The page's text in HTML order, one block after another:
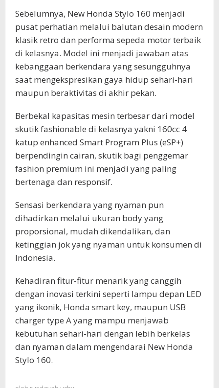
Sebelumnya, New Honda Stylo 160 menjadi
pusat perhatian melalui balutan desain modern
klasik retro dan performa sepeda motor terbaik
di kelasnya. Model ini menjadi jawaban atas
kebanggaan berkendara yang sesungguhnya
saat mengekspresikan gaya hidup sehari-hari
maupun beraktivitas di akhir pekan.
Berbekal kapasitas mesin terbesar dari model
skutik fashionable di kelasnya yakni 160cc 4
katup enhanced Smart Program Plus (eSP+)
berpendingin cairan, skutik bagi penggemar
fashion premium ini menjadi yang paling
bertenaga dan responsif.
Sensasi berkendara yang nyaman pun
dihadirkan melalui ukuran body yang
proporsional, mudah dikendalikan, dan
ketinggian jok yang nyaman untuk konsumen di
Indonesia.
Kehadiran fitur-fitur menarik yang canggih
dengan inovasi terkini seperti lampu depan LED
yang ikonik, Honda smart key, maupun USB
charger type A yang mampu menjawab
kebutuhan sehari-hari dengan lebih berkelas
dan nyaman dalam mengendarai New Honda
Stylo 160.